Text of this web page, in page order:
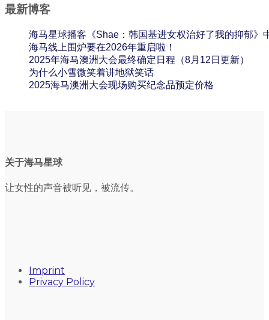
最新博客
海马星球播客《Shae：韩国基进女权治好了我的抑郁》
海马线上围炉要在2026年重启啦！
2025年海马澳洲大会最终确定日程（8月12日更新）
为什么小雪微笑着讲地狱笑话
2025海马澳洲大会现场购买纪念品预定价格
关于海马星球
让女性的声音被听见，被流传。
Imprint
Privacy Policy